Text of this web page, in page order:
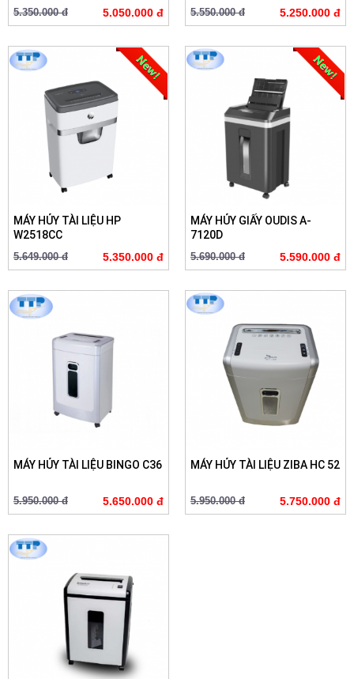
5.350.000 đ 5.050.000 đ 5.550.000 đ 5.250.000 đ
MÁY HỦY TÀI LIỆU HP
W2518CC
5.649.000 đ 5.350.000 đ
MÁY HỦY GIẤY OUDIS A-
7120D
5.690.000 đ 5.590.000 đ
MÁY HỦY TÀI LIỆU BINGO C36
5.950.000 đ 5.650.000 đ
MÁY HỦY TÀI LIỆU ZIBA HC 52
5.950.000 đ 5.750.000 đ